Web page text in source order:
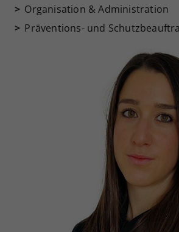
Organisation & Administration
Präventions- und